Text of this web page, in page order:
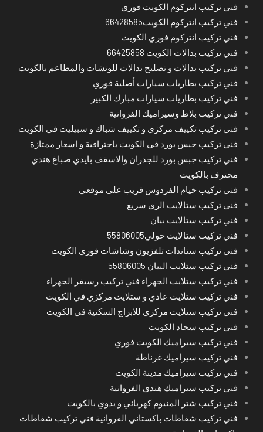
فني تركيب انتركوم الكويت فوري
فني تركيب انتركوم الكويت66428585
فني تركيب انتركوم فوري الكويت
فني تركيب بدالات الكويت 66425858
فني تركيب بدالات و تصليح بدالات للونشات والمطاعم بالكويت
فني تركيب بطاريات سيارات أصلية فوري
فني تركيب بطاريات سيارات مبارك الكبير
فني تركيب بلاط وسيراميك الفروانية
فني تركيب تكييف مركزي و تكييف شباك و سبيليت في الكويت
فني تركيب جبس بورد في الكويت باحترافية و اسعار ممتازة
فني تركيب جبس بورد للجدران والاسقف بايدي صباغ هندي
محترف بالكويت
فني تركيب خيام الفردوس قريب على موقعي
فني تركيب ستالايت الري سريع
فني تركيب ستالايت بيان
فني تركيب ستالايت حولي55806005
فني تركيب ستاندات تلفزيون وشاشات فوري الكويت
فني تركيب ستلايت البيان 55806005
فني تركيب ستلايت الجهراء فني تركيب رسيفر الجهراء
فني تركيب ستلايت عادي و ستلايت مركزي في الكويت
فني تركيب ستلايت مركزي للابراج السكنية في الكويت
فني تركيب سجاد الكويت
فني تركيب سيراميك الكويت فوري
فني تركيب سيراميك غرناطة
فني تركيب سيراميك مدينة الكويت
فني تركيب سيراميك هندي الفروانية
فني تركيب شتر المنيوم كهربائي و يدوي بالكويت
فني تركيب شفاطات باكستاني الفروانية فني تركيب شفاطات